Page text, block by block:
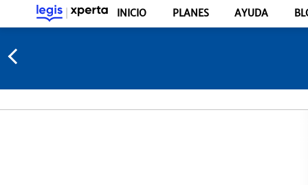
INICIO PLANES AYUDA